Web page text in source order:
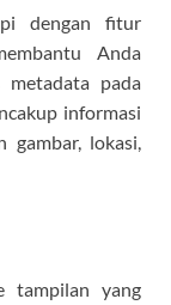
dengan fitur
Anda
metadata pada
informasi
lokasi,
tampilan yang